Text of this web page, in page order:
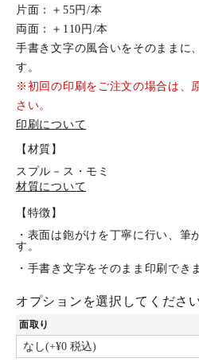
片面：＋55円/本
両面：＋110円/本
手書き文字の風合いをそのままに
す。
※初回の印刷をご注文の場合は、
さい。
印刷について
【材質】
スプル－ス・モミ
材質について
【特徴】
・表面は鉋がけを丁寧に行い、筆
す。
・手書き文字をそのまま印刷でき
オプションを選択してください
面取り